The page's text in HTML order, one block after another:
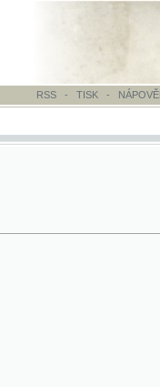
TISK-NÁPOVĚDA - ODKAZY -